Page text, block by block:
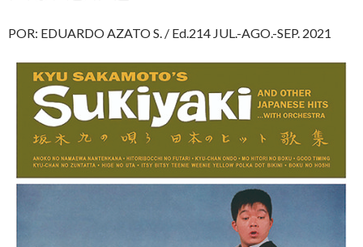
POR: EDUARDO AZATO S. / Ed.214 JUL.-AGO.-SEP. 2021